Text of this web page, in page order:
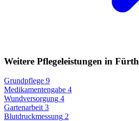
Weitere Pflegeleistungen in Fürth
Grundpflege 9
Medikamentengabe 4
Wundversorgung 4
Gartenarbeit 3
Blutdruckmessung 2